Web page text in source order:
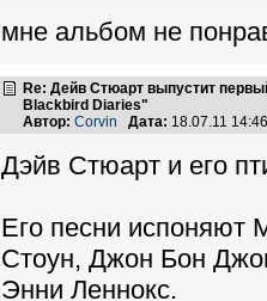
мне альбом не
Re: Дейв Стюарт выпустит
Blackbird Diaries"
Автор: Corvin Дата: 18.07.11
Дэйв Стюарт и его
Его песни испоняют
Стоун, Джон Бон
Энни Леннокс.